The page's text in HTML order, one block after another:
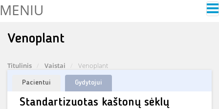
MENIU
Venoplant
Titulinis Vaistai Venoplant
Pacientui Gydytojui
Standartizuotas kaštonų sėklų